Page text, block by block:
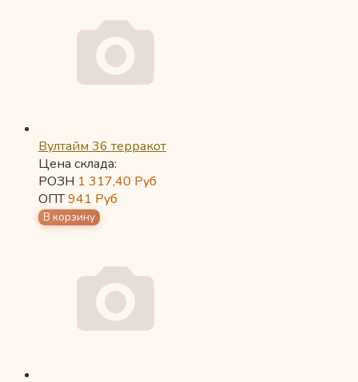
Вултайм 36 терракот
Цена склада:
РОЗН 1 317,40 Руб
ОПТ941 Руб